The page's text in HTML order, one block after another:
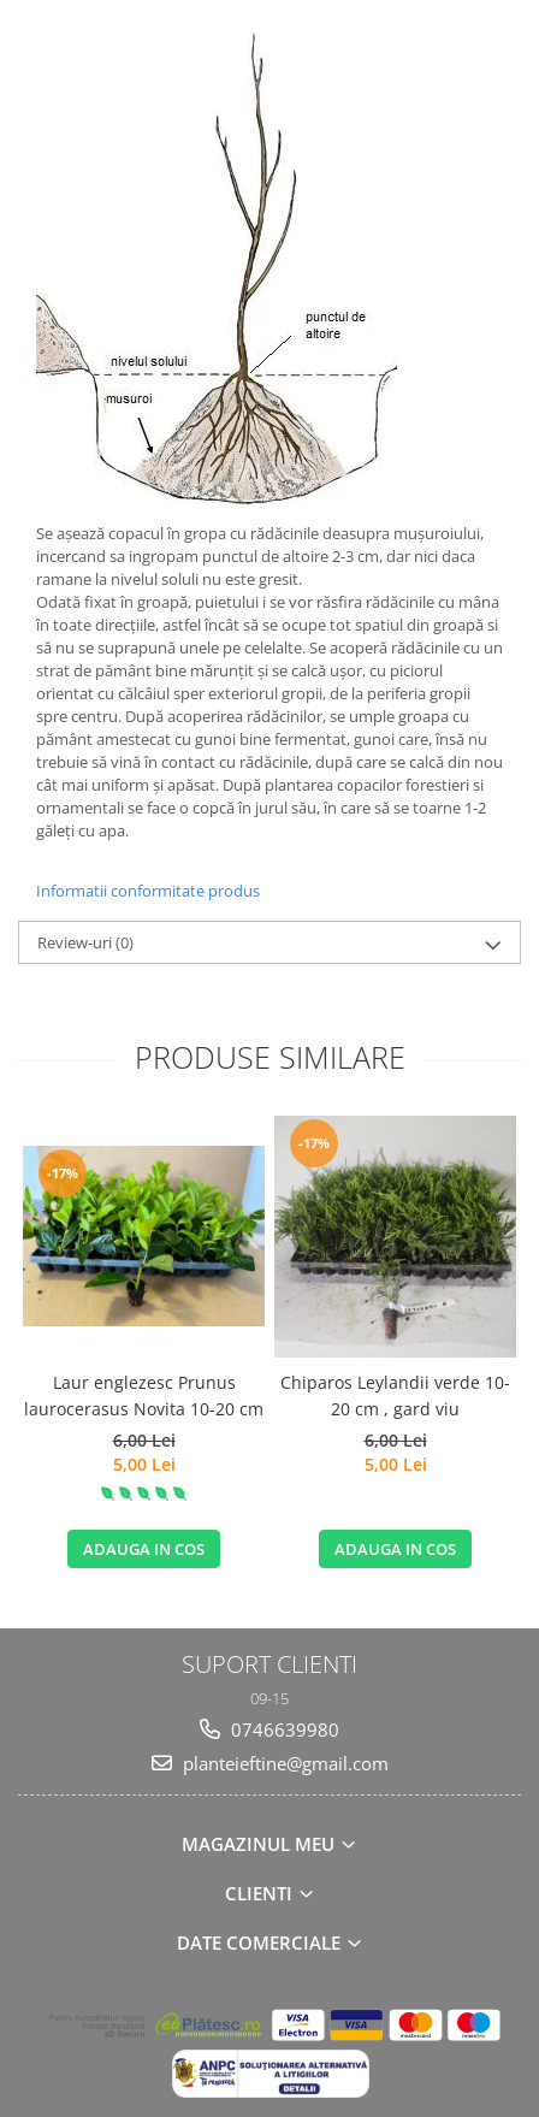
Se așează copacul în gropa cu rădăcinile deasupra mușuroiului,
incercand sa ingropam punctul de altoire 2-3 cm, dar nici daca
ramane la nivelul soluli nu este gresit.
Odată fixat în groapă, puietului i se vor răsfira rădăcinile cu mâna
în toate direcțiile, astfel încât să se ocupe tot spatiul din groapă si
să nu se suprapună unele pe celelalte. Se acoperă rădăcinile cu un
strat de pământ bine mărunțit și se calcă ușor, cu piciorul
orientat cu călcâiul sper exteriorul gropii, de la periferia gropii
spre centru. După acoperirea rădăcinilor, se umple groapa cu
pământ amestecat cu gunoi bine fermentat, gunoi care, însă nu
trebuie să vină în contact cu rădăcinile, după care se calcă din nou
cât mai uniform și apăsat. După plantarea copacilor forestieri si
ornamentali se face o copcă în jurul său, în care să se toarne 1-2
găleți cu apa.
Informatii conformitate produs
Review-uri(0)
PRODUSE SIMILARE
-17%
Laur englezesc Prunus
laurocerasus Novita 10-20 cm
6,00 Lei
5,00 Lei
ADAUGA IN COS
-17%
Chiparos Leylandii verde 10-
20 cm , gard viu
6,00 Lei
5,00 Lei
ADAUGA IN COS
SUPORT CLIENTI
09-15
0746639980
planteieftine@gmail.com
MAGAZINUL MEU
CLIENTI
DATE COMERCIALE